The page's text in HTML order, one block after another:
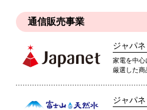
通信販売事業
ジャパ
家電を中心
厳選した商
ジャパ